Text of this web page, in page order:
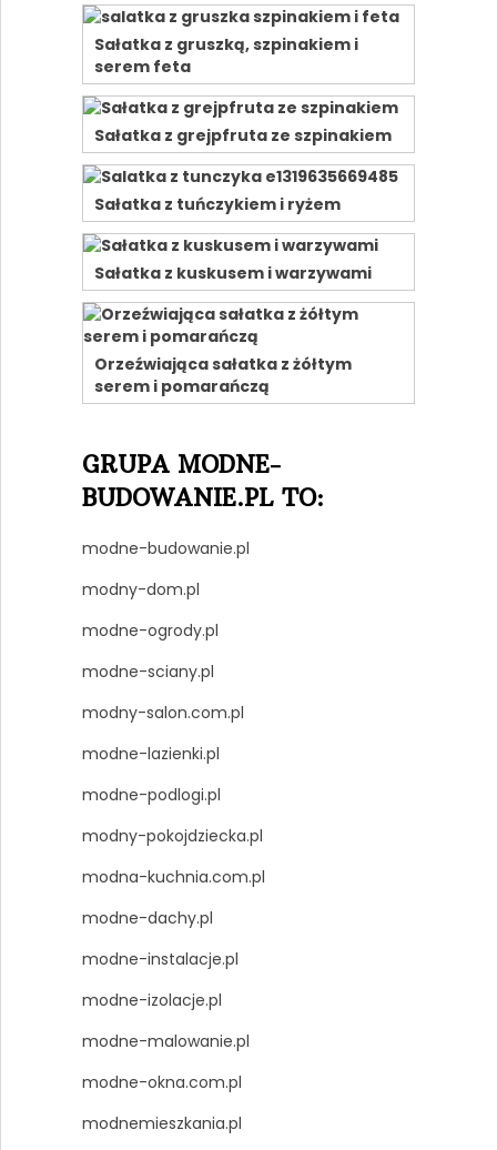
Sałatka z gruszką, szpinakiem i
serem feta
Sałatka z grejpfruta ze szpinakiem
Sałatka z tuńczykiem i ryżem
Sałatka z kuskusem i warzywami
Orzeźwiająca sałatka z żółtym
serem i pomarańczą
GRUPA MODNE-
BUDOWANIE.PL TO:
modne-budowanie.pl
modny-dom.pl
modne-ogrody.pl
modne-sciany.pl
modny-salon.com.pl
modne-lazienki.pl
modne-podlogi.pl
modny-pokojdziecka.pl
modna-kuchnia.com.pl
modne-dachy.pl
modne-instalacje.pl
modne-izolacje.pl
modne-malowanie.pl
modne-okna.com.pl
modnemieszkania.pl